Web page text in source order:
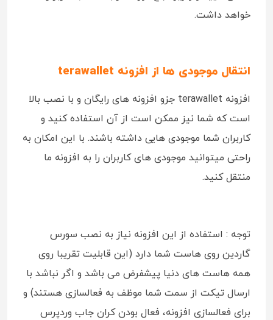
خواهد داشت.
انتقال موجودی ها از افزونه terawallet
افزونه terawallet جزو افزونه های رایگان و با نصب بالا
است که شما نیز ممکن است از آن استفاده کنید و
کاربران شما موجودی هایی داشته باشند. با این امکان به
راحتی میتوانید موجودی های کاربران را به افزونه ما
منتقل کنید.
توجه : استفاده از این افزونه نیاز به نصب سورس
گاردین روی هاست شما دارد (این قابلیت تقریبا روی
همه هاست های دنیا پیشفرض می باشد و اگر نباشد با
ارسال تیکت از سمت شما موظف به فعالسازی هستند) و
برای فعالسازی افزونه، فعال بودن کران جاب وردپرس